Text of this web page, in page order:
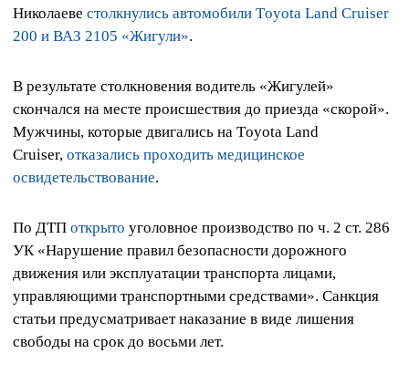
Николаеве столкнулись автомобили Тoyota Land Cruiser
200 и ВАЗ 2105 «Жигули».
В результате столкновения водитель «Жигулей»
скончался на месте происшествия до приезда «скорой».
Мужчины, которые двигались на Тoyota Land
Cruiser, отказались проходить медицинское
освидетельствование.
По ДТП открыто уголовное производство по ч. 2 ст. 286
УК «Нарушение правил безопасности дорожного
движения или эксплуатации транспорта лицами,
управляющими транспортными средствами». Санкция
статьи предусматривает наказание в виде лишения
свободы на срок до восьми лет.